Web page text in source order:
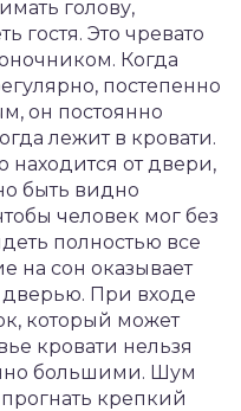
голову,
гостя. Это чревато
Когда
постепенно
он постоянно
лежит в кровати.
от двери,
быть видно
человек мог без
полностью все
на сон оказывает
При входе
который может
кровати нельзя
большими. Шум
крепкий